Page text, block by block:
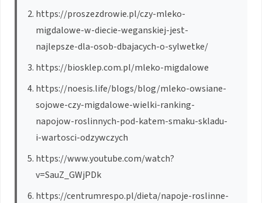
https://proszezdrowie.pl/czy-mleko-
migdalowe-w-diecie-weganskiej-jest-
najlepsze-dla-osob-dbajacych-o-sylwetke/
https://biosklep.com.pl/mleko-migdalowe
https://noesis.life/blogs/blog/mleko-owsiane-
sojowe-czy-migdalowe-wielki-ranking-
napojow-roslinnych-pod-katem-smaku-skladu-
i-wartosci-odzywczych
https://www.youtube.com/watch?
v=SauZ_GWjPDk
https://centrumrespo.pl/dieta/napoje-roslinne-